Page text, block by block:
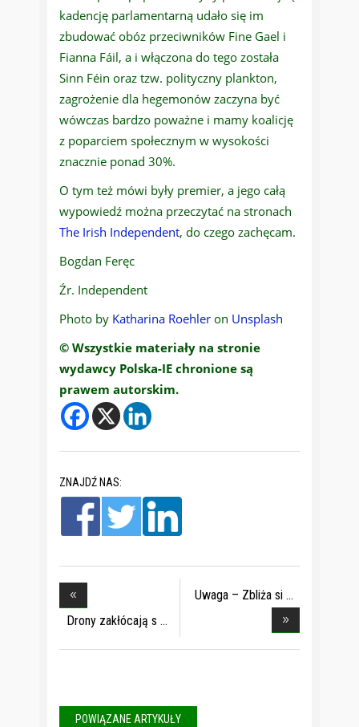
kadencję parlamentarną udało się im
zbudować obóz przeciwników Fine Gael i
Fianna Fáil, a i włączona do tego została
Sinn Féin oraz tzw. polityczny plankton,
zagrożenie dla hegemonów zaczyna być
wówczas bardzo poważne i mamy koalicję
z poparciem społecznym w wysokości
znacznie ponad 30%.
O tym też mówi były premier, a jego całą
wypowiedź można przeczytać na stronach
The Irish Independent, do czego zachęcam.
Bogdan Feręc
Źr. Independent
Photo by Katharina Roehler on Unsplash
© Wszystkie materiały na stronie
wydawcy Polska-IE chronione są
prawem autorskim.
ZNAJDŹ NAS:
Drony zakłócają s
Uwaga – Zbliża si
POWIĄZANE ARTYKUŁY